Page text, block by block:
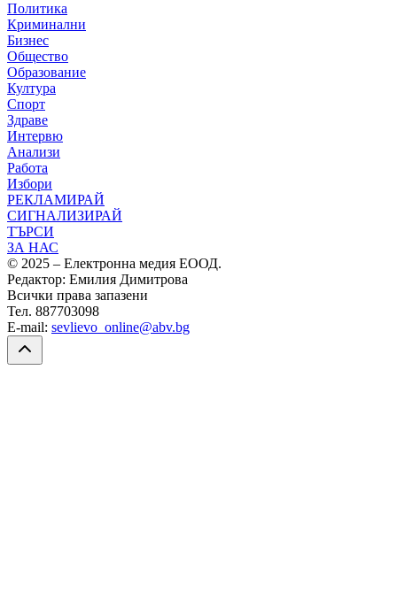
Политика
Криминални
Бизнес
Общество
Образование
Култура
Спорт
Здраве
Интервю
Анализи
Работа
Избори
РЕКЛАМИРАЙ
СИГНАЛИЗИРАЙ
ТЪРСИ
ЗА НАС
© 2025 – Електронна медия ЕООД.
Редактор: Емилия Димитрова
Всички права запазени
Тел. 887703098
E-mail: sevlievo_online@abv.bg